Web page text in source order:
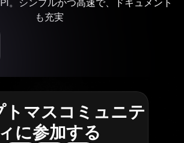
。シンプルかつ高速で、ドキュメント
も充実
トマスコミュニテ
ィに参加する